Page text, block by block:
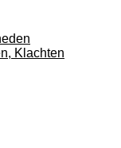
Klachten